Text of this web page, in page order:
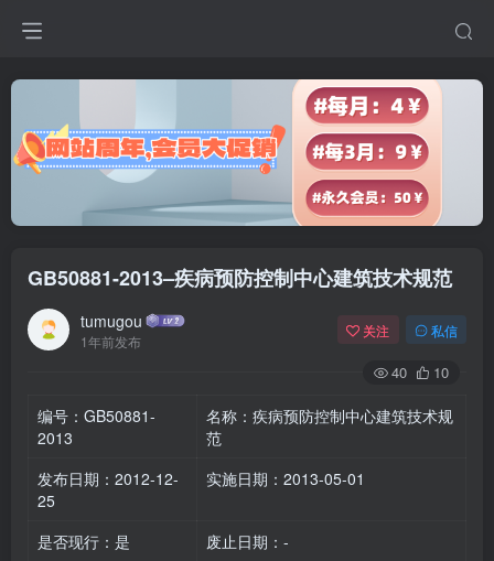
GB50881-2013–疾病预防控制中心建筑技术规范
tumugou
1年前发布
关注 私信
40 10
编号：GB50881-
2013
名称：疾病预防控制中心建筑技术规
范
发布日期：2012-12-
25
实施日期：2013-05-01
是否现行：是 废止日期：-